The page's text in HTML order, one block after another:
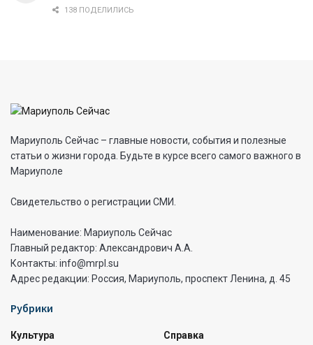
138 ПОДЕЛИЛИСЬ
Мариуполь Сейчас – главные новости, события и полезные
статьи о жизни города. Будьте в курсе всего самого важного в
Мариуполе
Свидетельство о регистрации СМИ.
Наименование: Мариуполь Сейчас
Главный редактор: Александрович А.А.
Контакты: info@mrpl.su
Адрес редакции: Россия, Мариуполь, проспект Ленина, д. 45
Рубрики
Культура
Справка